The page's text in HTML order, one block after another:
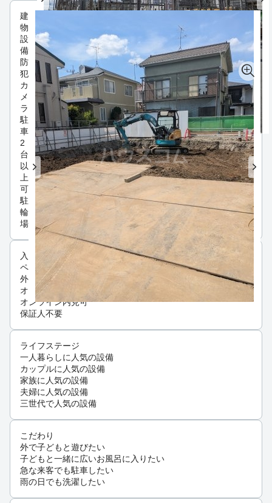
建
物
設
備
防
犯
カ
メ
ラ
駐
車
2
台
以
上
可
駐
輪
場
入居条件
ペット可・相談
外国人可・相談
オンライン相談可
オンライン内見可
保証人不要
ライフステージ
一人暮らしに人気の設備
カップルに人気の設備
家族に人気の設備
夫婦に人気の設備
三世代で人気の設備
こだわり
外で子どもと遊びたい
子どもと一緒に広いお風呂に入りたい
急な来客でも駐車したい
雨の日でも洗濯したい